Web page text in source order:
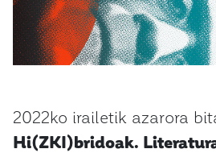
2022ko irailetik azarora
Hi(ZKI)bridoak.